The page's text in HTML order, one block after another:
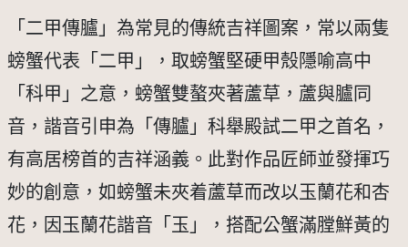
「二甲傳臚」為常見的傳統吉祥圖案，常以兩隻
螃蟹代表「二甲」，取螃蟹堅硬甲殼隱喻高中
「科甲」之意，螃蟹雙螯夾著蘆草，蘆與臚同
音，諧音引申為「傳臚」科舉殿試二甲之首名，
有高居榜首的吉祥涵義。此對作品匠師並發揮巧
妙的創意，如螃蟹未夾着蘆草而改以玉蘭花和杏
花，因玉蘭花諧音「玉」，搭配公蟹滿膛鮮黃的